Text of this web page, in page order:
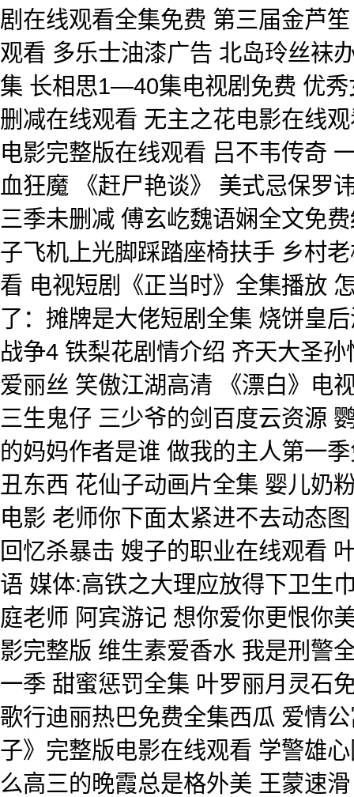
剧在线观看全集免费 第三届金芦
观看 多乐士油漆广告 北岛玲丝袜
集 长相思1—40集电视剧免费 优
删减在线观看 无主之花电影在线
电影完整版在线观看 吕不韦传奇
血狂魔 《赶尸艳谈》 美式忌保罗
三季未删减 傅玄屹魏语娴全文免
子飞机上光脚踩踏座椅扶手 乡村
看 电视短剧《正当时》全集播放
了：摊牌是大佬短剧全集 烧饼皇
战争4 铁梨花剧情介绍 齐天大圣
爱丽丝 笑傲江湖高清 《漂白》电
三生鬼仔 三少爷的剑百度云资源
的妈妈作者是谁 做我的主人第一
丑东西 花仙子动画片全集 婴儿奶
电影 老师你下面太紧进不去动态
回忆杀暴击 嫂子的职业在线观看
语 媒体:高铁之大理应放得下卫生
庭老师 阿宾游记 想你爱你更恨你
影完整版 维生素爱香水 我是刑警
一季 甜蜜惩罚全集 叶罗丽月灵石
歌行迪丽热巴免费全集西瓜 爱情
子》完整版电影在线观看 学警雄
么高三的晚霞总是格外美 王蒙速